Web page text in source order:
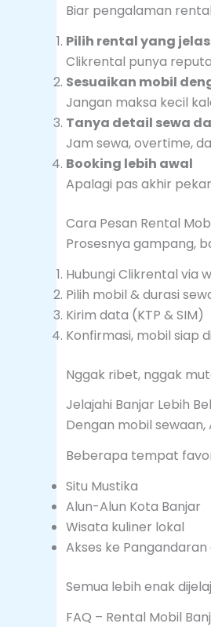
Biar pengalaman
Pilih rental yang
Clikrental punya
Sesuaikan mobil
Jangan maksa kecil
Tanya detail sewa
Jam sewa, overtime,
Booking lebih awal
Apalagi pas akhir
Cara Pesan Rental
Prosesnya gampang,
Hubungi Clikrental via
Pilih mobil & durasi
Kirim data (KTP & SIM)
Konfirmasi, mobil siap
Nggak ribet, nggak
Jelajahi Banjar Lebih
Dengan mobil
Beberapa tempat
Situ Mustika
Alun-Alun Kota Banjar
Wisata kuliner lokal
Akses ke
Semua lebih enak
FAQ – Rental Mobil